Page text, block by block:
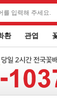
환 관엽
과일바구니